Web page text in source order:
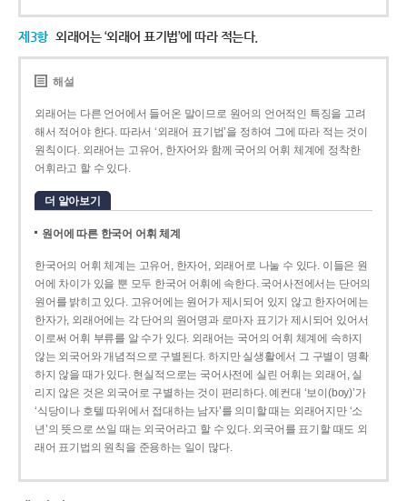
제3항 외래어는 ‘외래어 표기법’에 따라 적는다.
해설
외래어는 다른 언어에서 들어온 말이므로 원어의 언어적인 특징을 고려
해서 적어야 한다. 따라서 ‘외래어 표기법’을 정하여 그에 따라 적는 것이
원칙이다. 외래어는 고유어, 한자어와 함께 국어의 어휘 체계에 정착한
어휘라고 할 수 있다.
더 알아보기
원어에 따른 한국어 어휘 체계
한국어의 어휘 체계는 고유어, 한자어, 외래어로 나눌 수 있다. 이들은 원
어에 차이가 있을 뿐 모두 한국어 어휘에 속한다. 국어사전에서는 단어의
원어를 밝히고 있다. 고유어에는 원어가 제시되어 있지 않고 한자어에는
한자가, 외래어에는 각 단어의 원어명과 로마자 표기가 제시되어 있어서
이로써 어휘 부류를 알 수가 있다. 외래어는 국어의 어휘 체계에 속하지
않는 외국어와 개념적으로 구별된다. 하지만 실생활에서 그 구별이 명확
하지 않을 때가 있다. 현실적으로는 국어사전에 실린 어휘는 외래어, 실
리지 않은 것은 외국어로 구별하는 것이 편리하다. 예컨대 ‘보이(boy)’가
‘식당이나 호텔 따위에서 접대하는 남자’를 의미할 때는 외래어지만 ‘소
년’의 뜻으로 쓰일 때는 외국어라고 할 수 있다. 외국어를 표기할 때도 외
래어 표기법의 원칙을 준용하는 일이 많다.